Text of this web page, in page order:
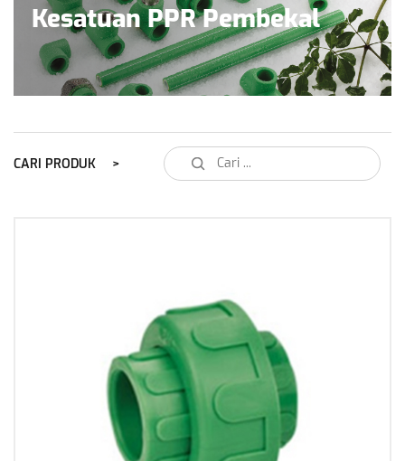
Kesatuan PPR Pembekal
CARI PRODUK